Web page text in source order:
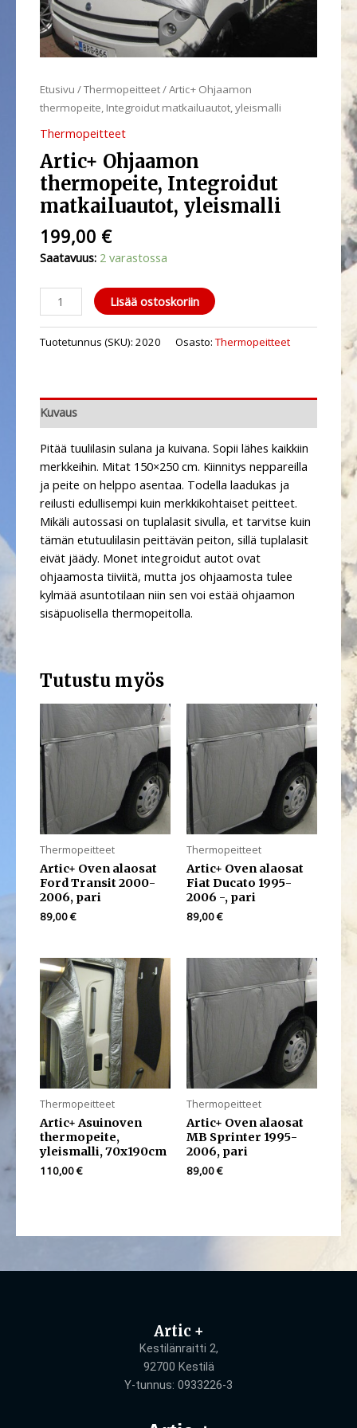
Etusivu /Thermopeitteet/ Artic+ Ohjaamon
thermopeite, Integroidut matkailuautot, yleismalli
Thermopeitteet
Artic+ Ohjaamon
thermopeite, Integroidut
matkailuautot, yleismalli
199,00 €
Saatavuus: 2 varastossa
Lisää ostoskoriin
Tuotetunnus (SKU): 2020 Osasto: Thermopeitteet
Kuvaus
Pitää tuulilasin sulana ja kuivana. Sopii lähes kaikkiin
merkkeihin. Mitat 150×250 cm. Kiinnitys neppareilla
ja peite on helppo asentaa. Todella laadukas ja
reilusti edullisempi kuin merkkikohtaiset peitteet.
Mikäli autossasi on tuplalasit sivulla, et tarvitse kuin
tämän etutuulilasin peittävän peiton, sillä tuplalasit
eivät jäädy. Monet integroidut autot ovat
ohjaamosta tiiviitä, mutta jos ohjaamosta tulee
kylmää asuntotilaan niin sen voi estää ohjaamon
sisäpuolisella thermopeitolla.
Tutustu myös
Thermopeitteet
Artic+ Oven alaosat
Ford Transit 2000-
2006, pari
89,00€
Thermopeitteet
Artic+ Oven alaosat
Fiat Ducato 1995-
2006 -, pari
89,00€
Thermopeitteet
Artic+ Asuinoven
thermopeite,
yleismalli, 70x190cm
110,00€
Thermopeitteet
Artic+ Oven alaosat
MB Sprinter 1995-
2006, pari
89,00€
Artic +
Kestilänraitti 2,
92700 Kestilä
Y-tunnus: 0933226-3